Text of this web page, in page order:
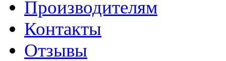
Производителям
Контакты
Отзывы